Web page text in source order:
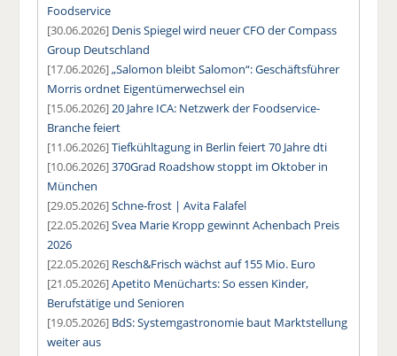
Foodservice
[30.06.2026] Denis Spiegel wird neuer CFO der Compass
Group Deutschland
[17.06.2026]„Salomon bleibt Salomon“: Geschäftsführer
Morris ordnet Eigentümerwechsel ein
[15.06.2026] 20 Jahre ICA: Netzwerk der Foodservice-
Branche feiert
[11.06.2026]Tiefkühltagung in Berlin feiert 70 Jahre dti
[10.06.2026]370Grad Roadshow stoppt im Oktober in
München
[29.05.2026]Schne-frost | Avita Falafel
[22.05.2026]Svea Marie Kropp gewinnt Achenbach Preis
2026
[22.05.2026] Resch&Frisch wächst auf 155 Mio. Euro
[21.05.2026]Apetito Menücharts: So essen Kinder,
Berufstätige und Senioren
[19.05.2026] BdS: Systemgastronomie baut Marktstellung
weiter aus